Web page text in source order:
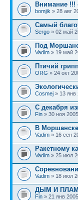
Внимание !!!
bomjik » 28 авг
Самый
Sergo » 02 май
Под
Vadim » 19 май
Птичий
ORG » 24 окт
Cosmej » 13 янв
С декабря
Fin » 30 ноя
В
Vadim » 16 сен
Ракетному
Vadim » 25 июл
Vadim » 18 июл
ДЫМ И
Fin » 21 янв